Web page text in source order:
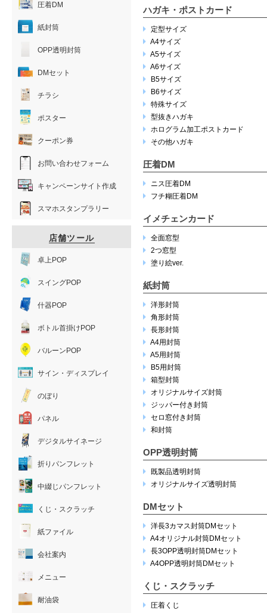
ハガキ・ポストカード
定型サイズ
A4サイズ
A5サイズ
A6サイズ
B5サイズ
B6サイズ
特殊サイズ
型抜きハガキ
ホログラム加工ポストカード
その他ハガキ
圧着DM
ニス圧着DM
フチ糊圧着DM
イメチェンカード
全面窓型
2つ窓型
塗り絵ver.
紙封筒
洋形封筒
角形封筒
長形封筒
A4用封筒
A5用封筒
B5用封筒
箱型封筒
オリジナルサイズ封筒
ジッパー付き封筒
セロ窓付き封筒
和封筒
OPP透明封筒
既製品透明封筒
オリジナルサイズ透明封筒
DMセット
洋長3カマス封筒DMセット
A4オリジナル封筒DMセット
長3OPP透明封筒DMセット
A4OPP透明封筒DMセット
くじ・スクラッチ
圧着くじ
圧着DM
紙封筒
OPP透明封筒
DMセット
チラシ
ポスター
クーポン券
お問い合わせフォーム
キャンペーンサイト作成
スマホスタンプラリー
店舗ツール
卓上POP
スイングPOP
什器POP
ボトル首掛けPOP
バルーンPOP
サイン・ディスプレイ
のぼり
パネル
デジタルサイネージ
折りパンフレット
中綴じパンフレット
くじ・スクラッチ
紙ファイル
会社案内
メニュー
耐油袋